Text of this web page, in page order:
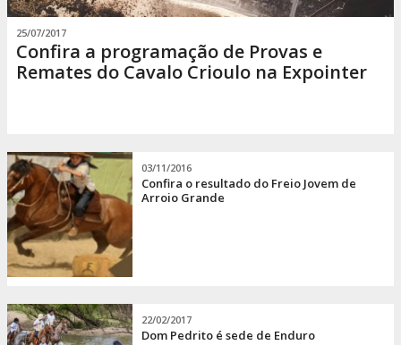
25/07/2017
Confira a programação de Provas e
Remates do Cavalo Crioulo na Expointer
03/11/2016
Confira o resultado do Freio Jovem de
Arroio Grande
22/02/2017
Dom Pedrito é sede de Enduro